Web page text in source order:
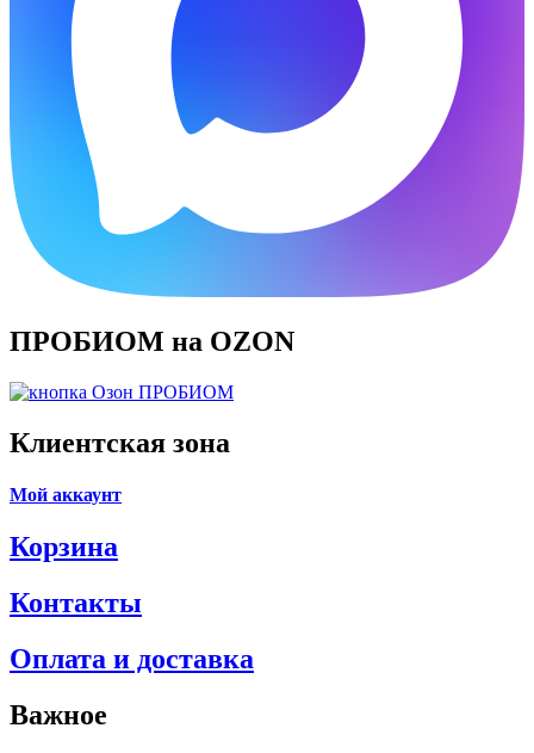
ПРОБИОМ на OZON
Клиентская зона
Мой аккаунт
Корзина
Контакты
Оплата и доставка
Важное